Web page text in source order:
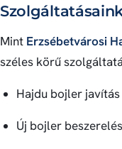
Mint Erzsébetvárosi
széles körű
Hajdu bojler
Új bojler